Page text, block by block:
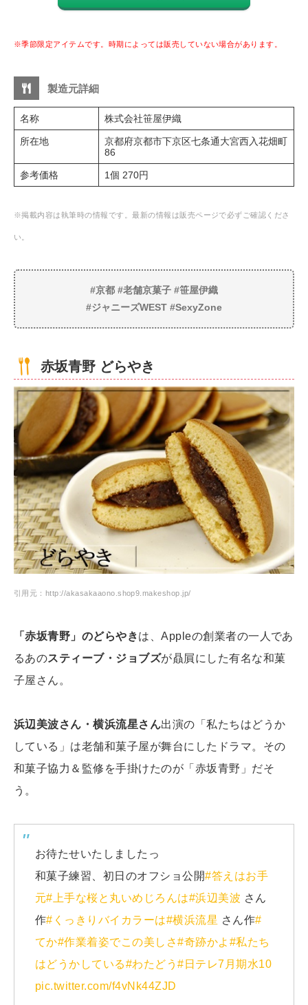
※季節限定アイテムです。時期によっては販売していない場合があります。
製造元詳細
名称 株式会社笹屋伊織
所在地
京都府京都市下京区七条通大宮西入花畑町
86
参考価格 1個 270円
※掲載内容は執筆時の情報です。最新の情報は販売ページで必ずご確認くださ
い。
#京都 #老舗京菓子 #笹屋伊織
#ジャニーズWEST #SexyZone
赤坂青野 どらやき
引用元：http://akasakaaono.shop9.makeshop.jp/
「赤坂青野」のどらやきは、Appleの創業者の一人であ
るあのスティーブ・ジョブズが贔屓にした有名な和菓
子屋さん。
浜辺美波さん・横浜流星さん出演の「私たちはどうか
している」は老舗和菓子屋が舞台にしたドラマ。その
和菓子協力＆監修を手掛けたのが「赤坂青野」だそ
う。
お待たせいたしましたっ
和菓子練習、初日のオフショ公開#答えはお手
元#上手な桜と丸いめじろんは#浜辺美波 さん
作#くっきりバイカラーは#横浜流星 さん作#
てか#作業着姿でこの美しさ#奇跡かよ #私たち
はどうかしている#わたどう#日テレ7月期水10
pic.twitter.com/f4vNk44ZJD